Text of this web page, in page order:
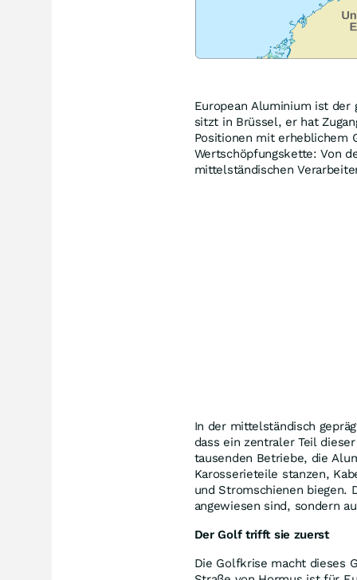
European Aluminium ist der
sitzt in Brüssel, er hat
Positionen mit erheblichem
Wertschöpfungskette: Von
mittelständischen
In der mittelständisch
dass ein zentraler Teil
tausenden Betriebe, die
Karosserieteile stanzen,
und Stromschienen biegen.
angewiesen sind, sondern
Der Golf trifft sie zuerst
Die Golfkrise macht dieses